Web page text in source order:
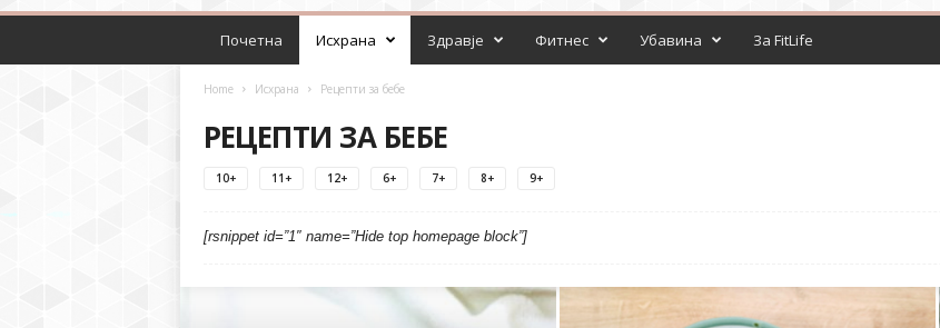
Почетна Исхрана Здравје Фитнес Убавина За FitLife
Home Исхрана Рецепти за бебе
РЕЦЕПТИ ЗА БЕБЕ
10+ 11+ 12+ 6+ 7+ 8+ 9+
[rsnippet id=”1″ name=”Hide top homepage block”]